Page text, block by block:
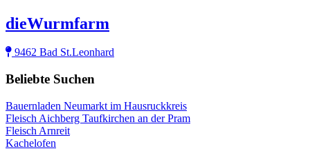
dieWurmfarm
9462 Bad St.Leonhard
Beliebte Suchen
Bauernladen Neumarkt im Hausruckkreis
Fleisch Aichberg Taufkirchen an der Pram
Fleisch Arnreit
Kachelofen